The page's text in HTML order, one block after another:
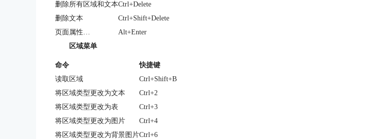
删除所有区域和文本Ctrl+Delete
删除文本
Ctrl+Shift+Delete
页面属性…
Alt+Enter
区域菜单
命令
快捷键
读取区域
Ctrl+Shift+B
将区域类型更改为文本
Ctrl+2
将区域类型更改为表
Ctrl+3
将区域类型更改为图片
Ctrl+4
将区域类型更改为背景图片Ctrl+6